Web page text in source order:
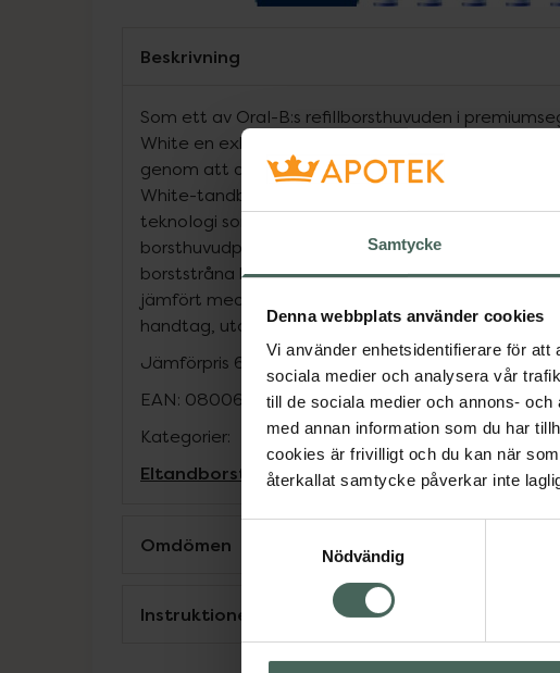
Samtycke
Denna webbplats använder cookies
Vi använder enhetsidentifierare för att
sociala medier och analysera vår
till de sociala medier och annons-
med annan information som du har
cookies är frivilligt och du kan när
återkallat samtycke påverkar inte
Nödvändig
Beskrivning
Som ett av Oral-B:s refillborsthuvuden i
White en exklusiv poleringskopp som vitgör
genom att avlägsna ytliga missfärgningar. Oral-B:s
White-tandborsthuvuden är utvecklade med
teknologi som gör gröna borststrån gula för optimal
borsthuvudprestanda och bästa möjliga rengöring.
borststråna borstar bort plack för en mer
jämfört med en vanlig, manuell tandborste. Passar
handtag, utom Pulsonic och iO.
Jämförpris 65,80 kr/st
EAN: 08006540894712
Kategorier:
Eltandborstar EltandborstarMun och tänder
Omdömen
Instruktioner